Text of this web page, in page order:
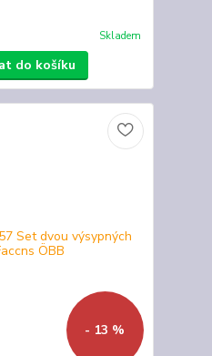
Skladem
do košíku
- 13 %